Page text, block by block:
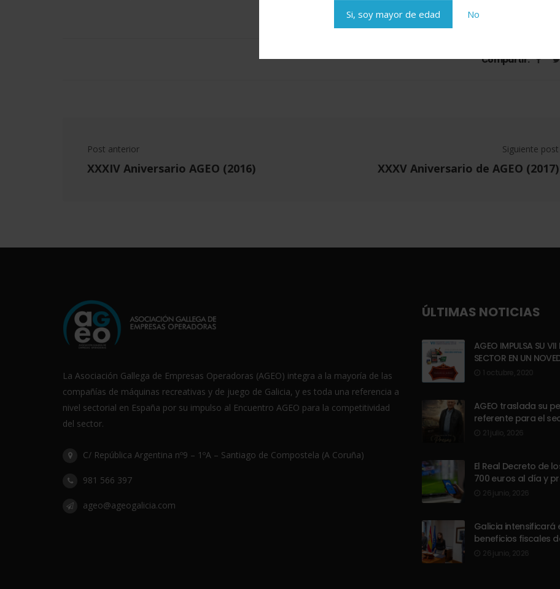
Si, soy mayor de edad No
Compartir:
Post anterior
XXXIV Aniversario AGEO (2016)
Siguiente post
XXXV Aniversario de AGEO (2017)
La Asociación Gallega de Empresas Operadoras (AGEO) integra a la mayoría de las
compañías de máquinas recreativas y de juego de Galicia, y es toda una referencia a
nivel sectorial en España por su impulso al Encuentro AGEO para la competitividad
del sector.
C/ República Argentina nº9 – 1ºA – Santiago de Compostela (A Coruña)
981 566 397
ageo@ageogalicia.com
ÚLTIMAS NOTICIAS
AGEO IMPULSA SU
SECTOR EN UN
AGEO traslada su
referente para el
El Real Decreto de
700 euros al día y
Galicia intensificará
beneficios fiscales